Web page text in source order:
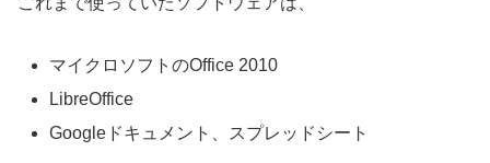
マイクロソフトのOffice 2010
LibreOffice
Googleドキュメント、スプレッドシート